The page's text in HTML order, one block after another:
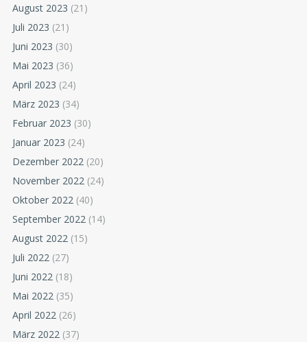
August 2023 (21)
Juli 2023 (21)
Juni 2023 (30)
Mai 2023 (36)
April 2023 (24)
März 2023 (34)
Februar 2023 (30)
Januar 2023 (24)
Dezember 2022 (20)
November 2022 (24)
Oktober 2022 (40)
September 2022 (14)
August 2022 (15)
Juli 2022 (27)
Juni 2022 (18)
Mai 2022 (35)
April 2022 (26)
März 2022 (37)